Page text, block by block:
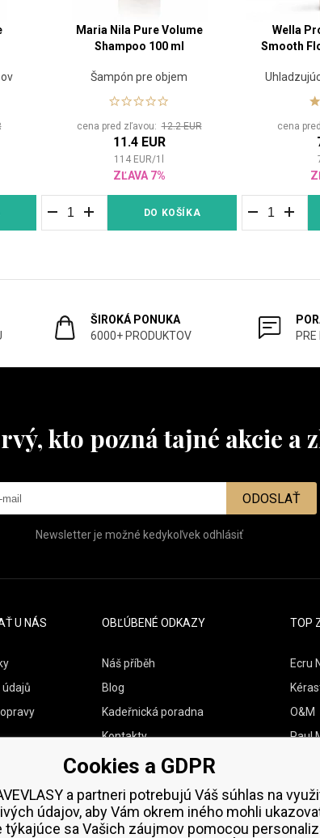
Maria Nila Pure Volume
Shampoo 100 ml
Šampón pre objem
cena pred zľavou:12.2 EUR
11.4 EUR
114 EUR/1
ZĽAVA 7%
DO KOŠÍKA
Wella
Smooth
cena
ŠIROKÁ PONUKA
6000+ PRODUKTOV
kto pozná tajné akcie a
ODOSLAŤ
Newsletter je možné kedykoľvek odhlásiť
U NÁS OBĽÚBENÉ ODKAZY
Náš příběh
Blog
Kadeřnická poradna
Kontakty
Vzorky zdarma
TOP
Ecru
O&M
Paul
Cookies a GDPR
a partneri potrebujú Váš súhlas na
údajov, aby Vám okrem iného mohli
týkajúce sa Vašich záujmov pomocou